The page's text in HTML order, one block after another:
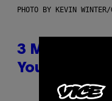
PHOTO BY KEVIN
3 Millennial
You Think of